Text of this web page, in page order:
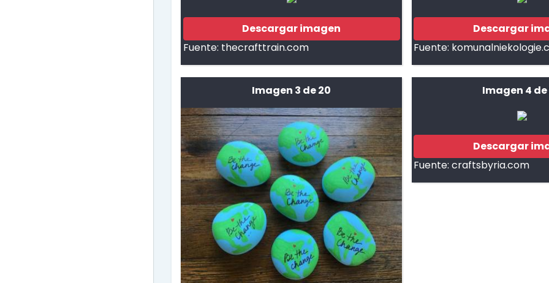
Descargar imagen
Fuente: thecrafttrain.com
Descargar
Fuente:
Imagen 3 de 20 Imagen 4 de
Descargar
Fuente:craftsbyria.com